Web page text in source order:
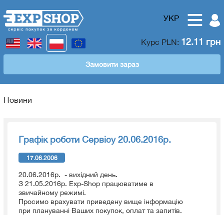
УКР
Курс PLN: 12.11 грн
Замовити зараз
Новини
Графік роботи Сервісу 20.06.2016р.
17.06.2006
20.06.2016р. - вихідний день.
З 21.05.2016р. Exp-Shop працюватиме в
звичайному режимі.
Просимо врахувати приведену вище інформацію
при плануванні Ваших покупок, оплат та запитів.